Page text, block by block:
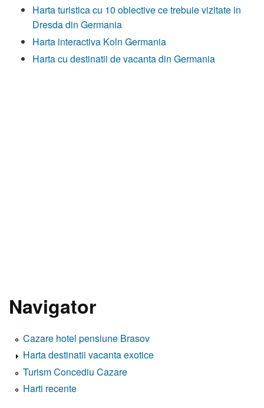
Harta turistica cu 10 obiective ce trebuie vizitate in
Dresda din Germania
Harta interactiva Koln Germania
Harta cu destinatii de vacanta din Germania
Navigator
Cazare hotel pensiune Brasov
Harta destinatii vacanta exotice
Turism Concediu Cazare
Harti recente